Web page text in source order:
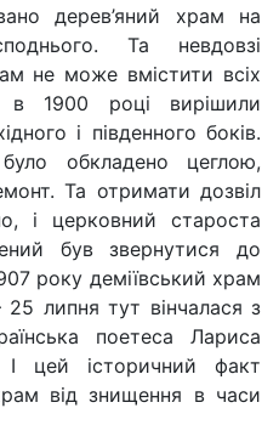
дерев’яний храм на
Та невдовзі
не може вмістити всіх
в 1900 році вирішили
і південного боків.
обкладено цеглою,
Та отримати дозвіл
і церковний староста
був звернутися до
року деміївський храм
липня тут вінчалася з
поетеса Лариса
І цей історичний факт
від знищення в часи